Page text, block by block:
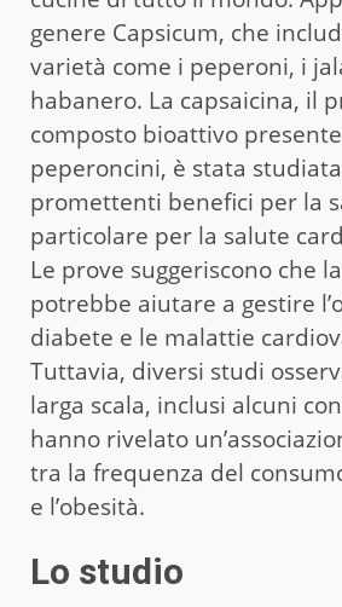
genere Capsicum, che
varietà come i peperoni, i
habanero. La capsaicina, il
composto bioattivo
peperoncini, è stata
promettenti benefici per la
particolare per la salute
Le prove suggeriscono che
potrebbe aiutare a gestire
diabete e le malattie
Tuttavia, diversi studi
larga scala, inclusi alcuni
hanno rivelato
tra la frequenza del
e l’obesità.
Lo studio